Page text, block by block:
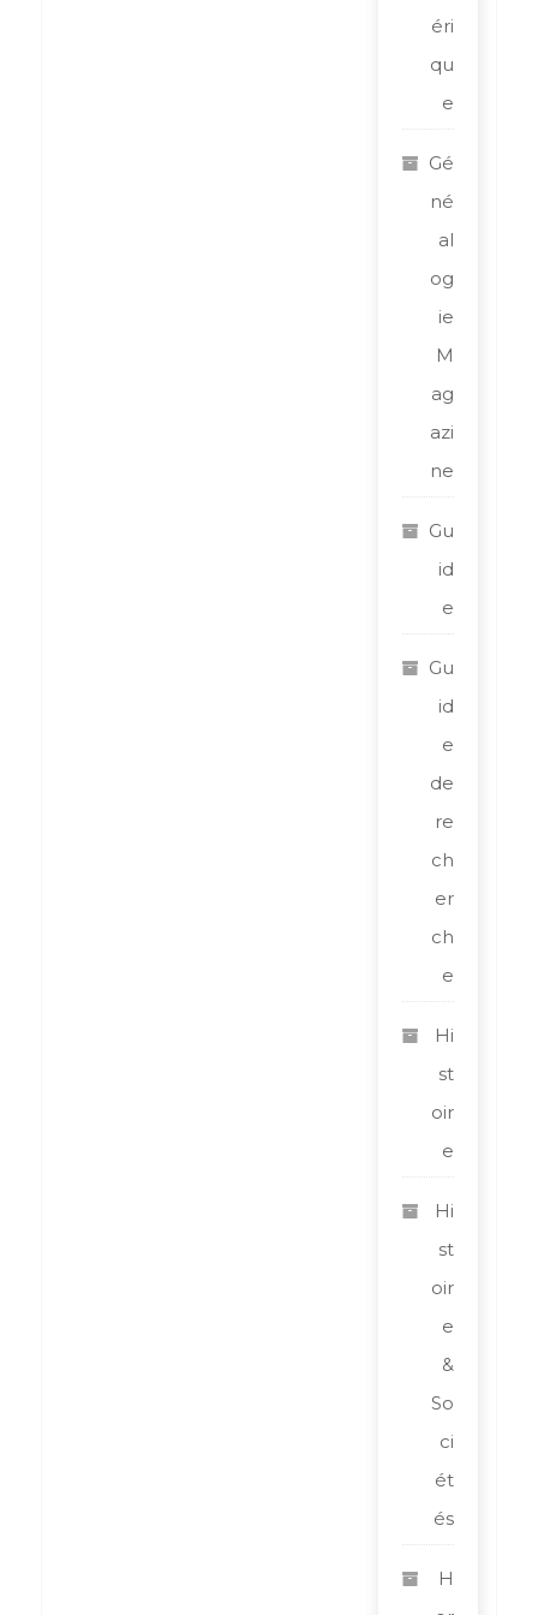
éri
qu
e
Gé
né
al
og
ie
M
ag
azi
ne
Gu
id
e
Gu
id
e
de
re
ch
er
ch
e
Hi
st
oir
e
Hi
st
oir
e
&
So
ci
ét
és
H